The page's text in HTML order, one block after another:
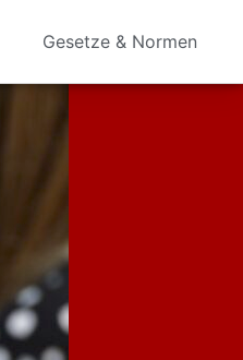
Gesetze & Normen